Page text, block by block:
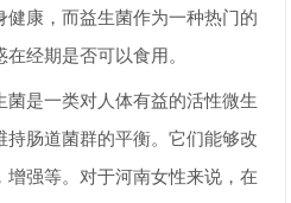
康，而益生菌作为一种热门的
经期是否可以食用。
是一类对人体有益的活性微生
肠道菌群的平衡。它们能够改
强等。对于河南女性来说，在